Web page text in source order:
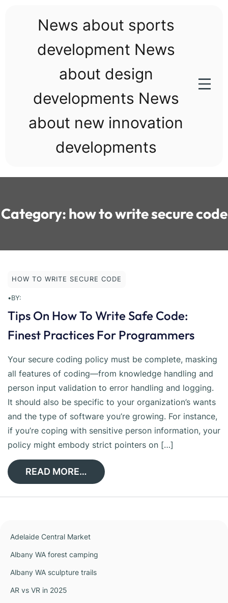
News about sports
development News
about design
developments News
about new innovation
developments
Category: how to write secure code
HOW TO WRITE SECURE CODE
•BY:
Tips On How To Write Safe Code:
Finest Practices For Programmers
Your secure coding policy must be complete, masking
all features of coding—from knowledge handling and
person input validation to error handling and logging.
It should also be specific to your organization’s wants
and the type of software you’re growing. For instance,
if you’re coping with sensitive person information, your
policy might embody strict pointers on […]
READ MORE…
Adelaide Central Market
Albany WA forest camping
Albany WA sculpture trails
AR vs VR in 2025